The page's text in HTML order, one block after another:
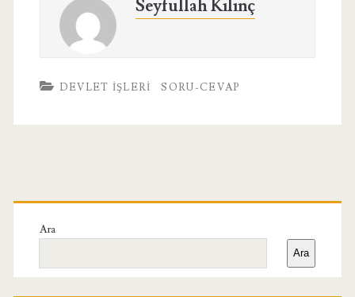
Seyfullah Kılınç
DEVLET IŞLERI SORU-CEVAP
Birincil
Yan
Menü
Ara
Ara